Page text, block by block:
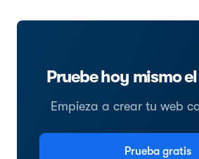
Pruebe hoy mismo
Empieza a crear tu web
Prueba gratis